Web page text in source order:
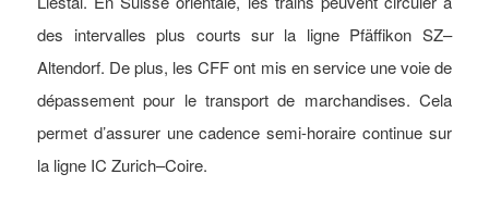
des intervalles plus courts sur la ligne Pfäffikon SZ–
Altendorf. De plus, les CFF ont mis en service une voie de
dépassement pour le transport de marchandises. Cela
permet d’assurer une cadence semi-horaire continue sur
la ligne IC Zurich–Coire.